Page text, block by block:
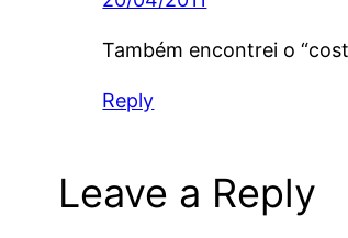
Também encontrei o
Reply
Leave a Reply